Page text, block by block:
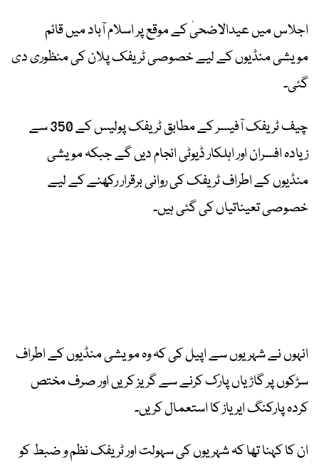
اجلاس میں عیدالاضحیٰ کے موقع پر اسلام آباد میں قائم
مویشی منڈیوں کے لیے خصوصی ٹریفک پلان کی منظوری دی
گئی۔
چیف ٹریفک آفیسر کے مطابق ٹریفک پولیس کے 350 سے
زیادہ افسران اور اہلکار ڈیوٹی انجام دیں گے جبکہ مویشی
منڈیوں کے اطراف ٹریفک کی روانی برقرار رکھنے کے لیے
خصوصی تعیناتیاں کی گئی ہیں۔
انہوں نے شہریوں سے اپیل کی کہ وہ مویشی منڈیوں کے اطراف
سڑکوں پر گاڑیاں پارک کرنے سے گریز کریں اور صرف مختص
کردہ پارکنگ ایریاز کا استعمال کریں۔
ان کا کہنا تھا کہ شہریوں کی سہولت اور ٹریفک نظم و ضبط کو